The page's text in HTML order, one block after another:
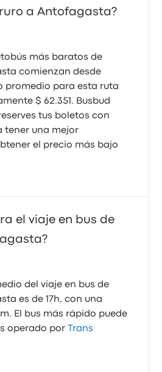
a Antofagasta?
más baratos de
comienzan desde
promedio para esta ruta
$ 62.351. Busbud
tus boletos con
tener una mejor
el precio más bajo
el viaje en bus de
del viaje en bus de
es de 17h, con una
El bus más rápido puede
operado por
Trans